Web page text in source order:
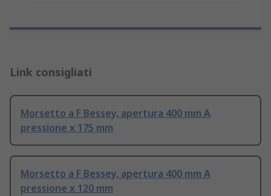
Link consigliati
Morsetto a F Bessey, apertura 400 mm A
pressione x 175 mm
Morsetto a F Bessey, apertura 400 mm A
pressione x 120 mm